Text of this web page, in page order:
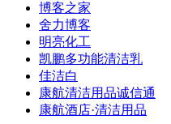
博客之家
舍力博客
明亮化工
凯鹏多功能清洁乳
佳洁白
康航清洁用品诚信通
康航酒店·清洁用品